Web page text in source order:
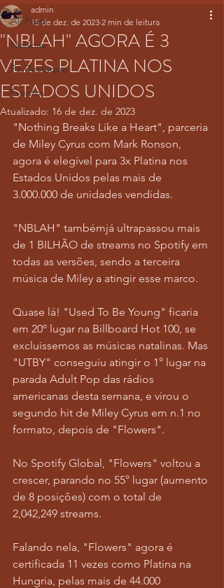
All Posts
Notícias
Fã-Destaque
Eventos
"NBLAH" AGORA É 3
VEZES PLATINA NOS
ESTADOS UNIDOS
admin
15 de dez. de 2023 2 min de leitura
Atualizado: 16 de dez. de 2023
"Nothing Breaks Like a Heart", parceria
de Miley Cyrus com Mark Ronson,
agora é elegível para 3x Platina nos
Estados Unidos pelas mais de
3.000.000 de unidades vendidas.
"NBLAH" tambémjá ultrapassou mais
de 1 BILHÃO de streams no Spotify em
todas as versões, sendo a terceira
música de Miley a atingir esse marco.
Quase lá! "Used To Be Young" ficaria
em 20º lugar na Billboard Hot 100, se
excluissemos as músicas natalinas. Mas
"UTBY" conseguiu atingir o 1° lugar na
parada Adult Pop das rádios
americanas desta semana, e virou o
segundo hit de Miley Cyrus em n.1 no
formato, depois de "Flowers".
No Spotify Global, "Flowers" voltou a
crescer, parando no 55° lugar (aumento
de 8 posições) com o total de
2,042,249 streams.
Falando nela, "Flowers" agora é
certificada 11 vezes como Platina na
Hungria, pelas mais de 44.000